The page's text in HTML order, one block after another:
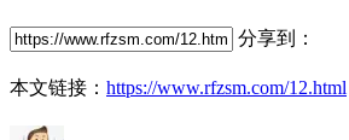
分享到：
本文链接： https://www.rfzsm.com/12.html